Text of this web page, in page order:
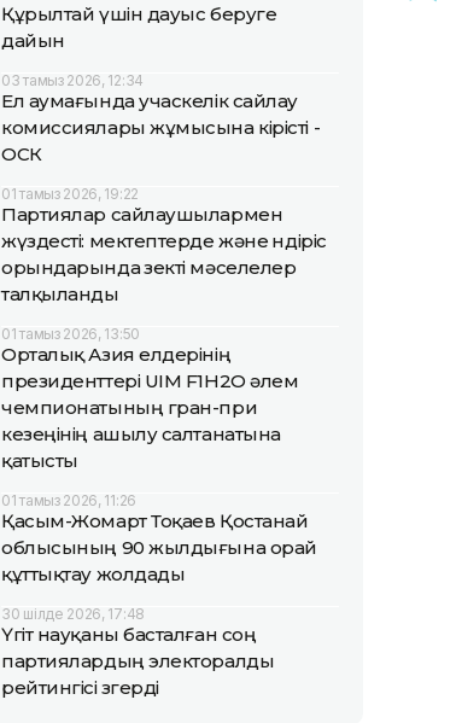
Құрылтай үшін дауыс беруге
дайын
03 тамыз 2026, 12:34
Ел аумағында учаскелік сайлау
комиссиялары жұмысына кірісті -
ОСК
01 тамыз 2026, 19:22
Партиялар сайлаушылармен
жүздесті: мектептерде және өндіріс
орындарында өзекті мәселелер
талқыланды
01 тамыз 2026, 13:50
Орталық Азия елдерінің
президенттері UIM F1H2O әлем
чемпионатының гран-при
кезеңінің ашылу салтанатына
қатысты
01 тамыз 2026, 11:26
Қасым-Жомарт Тоқаев Қостанай
облысының 90 жылдығына орай
құттықтау жолдады
30 шілде 2026, 17:48
Үгіт науқаны басталған соң
партиялардың электоралды
рейтингісі өзгерді